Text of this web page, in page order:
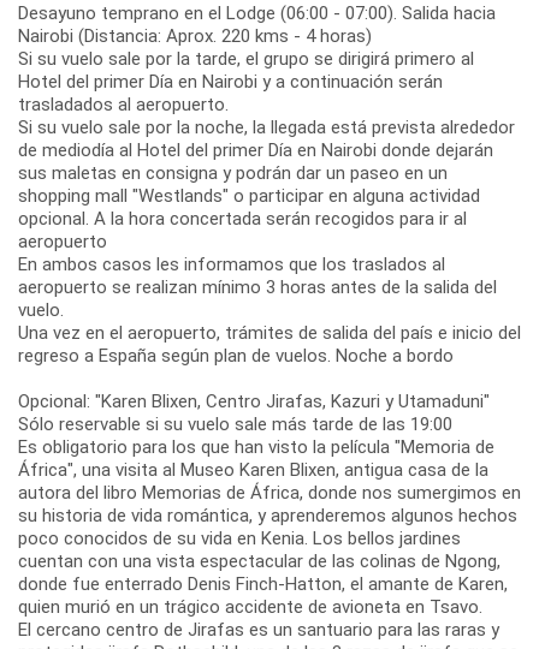
Desayuno temprano en el Lodge (06:00 - 07:00). Salida hacia
Nairobi (Distancia: Aprox. 220 kms - 4 horas)
Si su vuelo sale por la tarde, el grupo se dirigirá primero al
Hotel del primer Día en Nairobi y a continuación serán
trasladados al aeropuerto.
Si su vuelo sale por la noche, la llegada está prevista alrededor
de mediodía al Hotel del primer Día en Nairobi donde dejarán
sus maletas en consigna y podrán dar un paseo en un
shopping mall "Westlands" o participar en alguna actividad
opcional. A la hora concertada serán recogidos para ir al
aeropuerto
En ambos casos les informamos que los traslados al
aeropuerto se realizan mínimo 3 horas antes de la salida del
vuelo.
Una vez en el aeropuerto, trámites de salida del país e inicio del
regreso a España según plan de vuelos. Noche a bordo
Opcional: "Karen Blixen, Centro Jirafas, Kazuri y Utamaduni"
Sólo reservable si su vuelo sale más tarde de las 19:00
Es obligatorio para los que han visto la película "Memoria de
África", una visita al Museo Karen Blixen, antigua casa de la
autora del libro Memorias de África, donde nos sumergimos en
su historia de vida romántica, y aprenderemos algunos hechos
poco conocidos de su vida en Kenia. Los bellos jardines
cuentan con una vista espectacular de las colinas de Ngong,
donde fue enterrado Denis Finch-Hatton, el amante de Karen,
quien murió en un trágico accidente de avioneta en Tsavo.
El cercano centro de Jirafas es un santuario para las raras y